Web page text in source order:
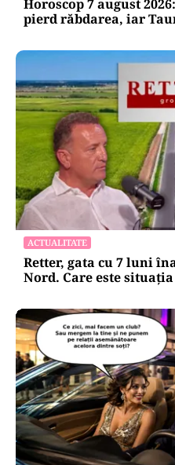
Horoscop 7 august
pierd răbdarea, iar
ACTUALITATE
Retter, gata cu 7 luni
Nord. Care este